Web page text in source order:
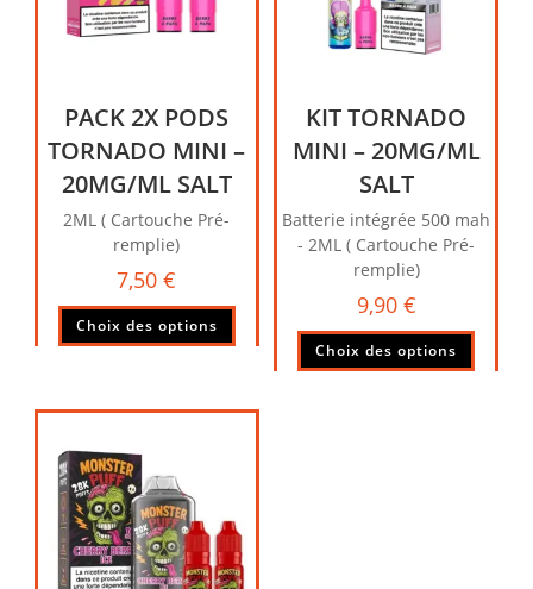
PACK 2X PODS
TORNADO MINI –
20MG/ML SALT
2ML ( Cartouche Pré-
remplie)
7,50€
Choix des options
KIT TORNADO
MINI – 20MG/ML
SALT
Batterie intégrée 500 mah
- 2ML ( Cartouche Pré-
remplie)
9,90 €
Choix des options